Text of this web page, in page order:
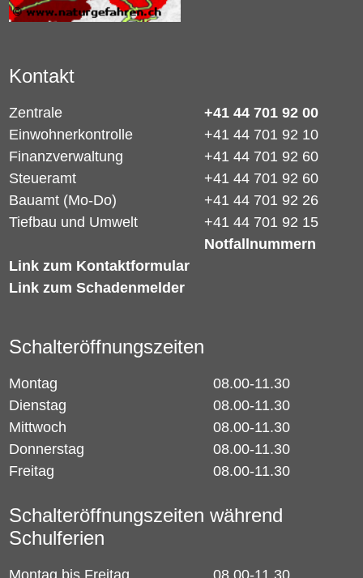
Kontakt
Zentrale
+41 44 701 92 00
Einwohnerkontrolle
+41 44 701 92 10
Finanzverwaltung
+41 44 701 92 60
Steueramt
+41 44 701 92 60
Bauamt (Mo-Do)
+41 44 701 92 26
Tiefbau und Umwelt
Link zum Kontaktformular
Link zum Schadenmelder
+41 44 701 92 15
Notfallnummern
Schalteröffnungszeiten
Montag
08.00-11.30
Dienstag
08.00-11.30
Mittwoch
08.00-11.30
Donnerstag
08.00-11.30
Freitag
08.00-11.30
Schalteröffnungszeiten während
Schulferien
Montag bis Freitag 08.00-11.30